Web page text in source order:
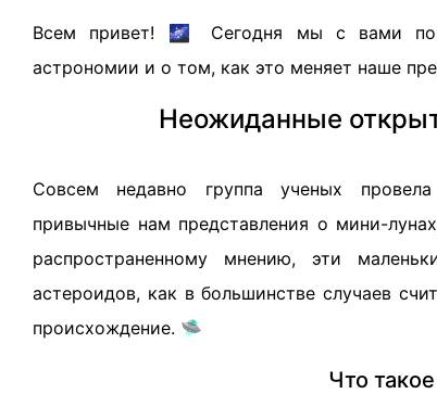
Всем привет! 🌌 Сегодня мы с вами
астрономии и о том, как это меняет наше
Неожиданные
Совсем недавно группа ученых
привычные нам представления о мини-
распространенному мнению, эти
астероидов, как в большинстве случаев
происхождение. 🛸
Что